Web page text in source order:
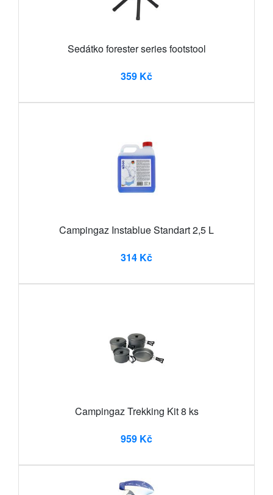
Sedátko forester series footstool
359 Kč
Campingaz Instablue Standart 2,5 L
314 Kč
Campingaz Trekking Kit 8 ks
959 Kč